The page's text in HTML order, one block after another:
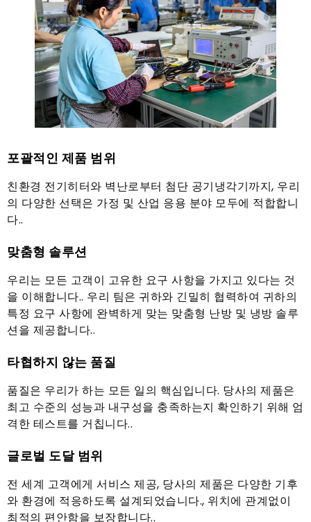
포괄적인 제품 범위
친환경 전기히터와 벽난로부터 첨단 공기냉각기까지, 우리
의 다양한 선택은 가정 및 산업 응용 분야 모두에 적합합니
다..
맞춤형 솔루션
우리는 모든 고객이 고유한 요구 사항을 가지고 있다는 것
을 이해합니다.. 우리 팀은 귀하와 긴밀히 협력하여 귀하의
특정 요구 사항에 완벽하게 맞는 맞춤형 난방 및 냉방 솔루
션을 제공합니다..
타협하지 않는 품질
품질은 우리가 하는 모든 일의 핵심입니다. 당사의 제품은
최고 수준의 성능과 내구성을 충족하는지 확인하기 위해 엄
격한 테스트를 거칩니다..
글로벌 도달 범위
전 세계 고객에게 서비스 제공, 당사의 제품은 다양한 기후
와 환경에 적응하도록 설계되었습니다., 위치에 관계없이
최적의 편안함을 보장합니다..